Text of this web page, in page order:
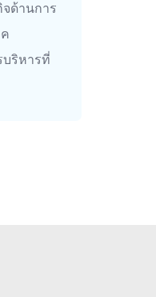
ด้านการ
บริหารที่